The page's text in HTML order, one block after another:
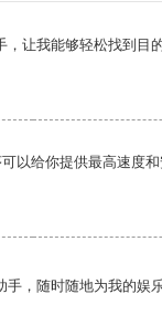
，让我能够轻松找到目
以给你提供最高速度
，随时随地为我的娱